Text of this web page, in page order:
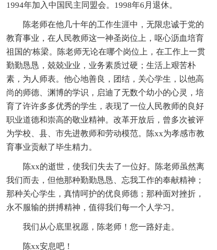
1994年加入中国民主同盟会。1998年6月退休。
陈老师在他几十年的工作生涯中，无限忠诚于党的
教育事业，在人民教师这一神圣岗位上，呕心沥血培育
祖国的'栋梁。陈老师无论在哪个岗位上，在工作上一贯
勤勤恳恳，兢兢业业，业务素质过硬；生活上艰苦朴
素，为人师表。他心地善良，团结，关心学生，以他高
尚的师德、渊博的学识，启迪了无数个幼小的心灵，培
育了许许多多优秀的学生，表现了一位人民教师的良好
职业道德和崇高的敬业精神。改革开放后，曾多次被评
为学校、县、市先进教师和劳动模范。陈xx为孝感市教
育事业贡献了毕生精力。
陈xx的逝世，使我们失去了一位好。陈老师虽然离
我们而去，但他那种勤勤恳恳、忘我工作的奉献精神；
那种关心学生，真情呵护的优良师德；那种面对挫折，
永不服输的拼搏精神，值得我们每一个人学习。
我们从心底里祝愿，陈老师！您一路好走。
陈xx安息吧！